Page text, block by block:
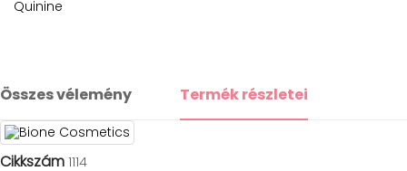
Quinine
Összes vélemény Termék részletei
Cikkszám 1114